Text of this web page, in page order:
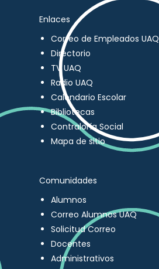
Enlaces
Correo de Empleados UAQ
Directorio
TV UAQ
Radio UAQ
Calendario Escolar
Bibliotecas
Contraloría Social
Mapa de sitio
Comunidades
Alumnos
Correo Alumnos UAQ
Solicitud Correo
Docentes
Administrativos